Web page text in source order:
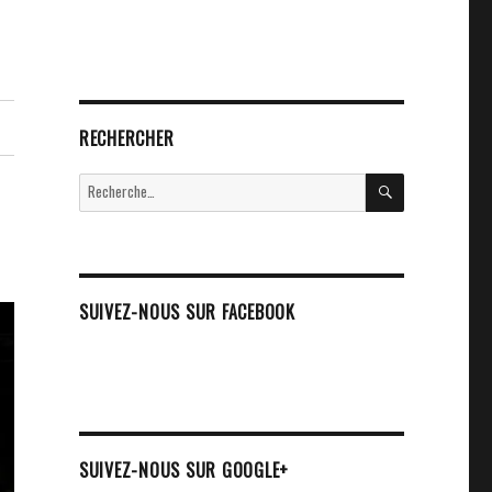
RECHERCHER
Recherche
pour :
RECHERCHE
SUIVEZ-NOUS SUR FACEBOOK
SUIVEZ-NOUS SUR GOOGLE+